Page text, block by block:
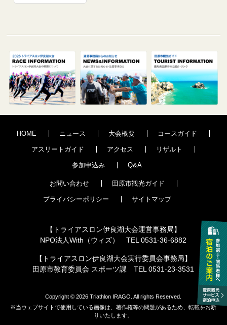
HOME ニュース 大会概要 コースガイド
アスリートガイド アクセス リザルト
参加申込み Q&A
お問い合わせ 田原市観光ガイド
プライバシーポリシー サイトマップ
【トライアスロン伊良湖大会運営事務局】
NPO法人With（ウィズ） TEL 0531-36-6882
【トライアスロン伊良湖大会実行委員会事務局】
田原市教育委員会 スポーツ課 TEL 0531-23-3531
Copyright © 2026 Triathlon IRAGO. All rights Reserved.
※当ウェブサイトで使用している画像は、著作権等の問題があるため、転載をお断
りいたします。